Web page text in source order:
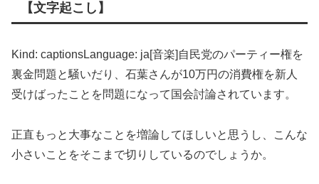
【文字起こし】
Kind: captionsLanguage: ja[音楽]自民党のパーティー権を
裏金問題と騒いだり、石葉さんが10万円の消費権を新人
受けばったことを問題になって国会討論されています。
正直もっと大事なことを増論してほしいと思うし、こんな
小さいことをそこまで切りしているのでしょうか。